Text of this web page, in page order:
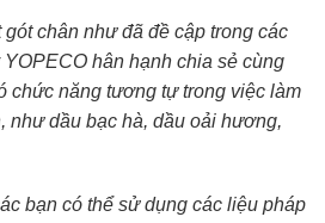
chân như đã đề cập trong các
hân hạnh chia sẻ cùng
chức năng tương tự trong việc làm
như dầu bạc hà, dầu oải hương,
bạn có thể sử dụng các liệu pháp